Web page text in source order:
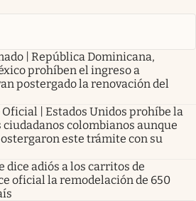
| República Dominicana,
prohíben el ingreso a
postergado la renovación del
Oficial | Estados Unidos prohíbe la
ciudadanos colombianos aunque
este trámite con su
dice adiós a los carritos de
oficial la remodelación de 650